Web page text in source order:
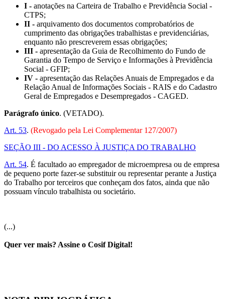
I - anotações na Carteira de Trabalho e Previdência Social -
CTPS;
II - arquivamento dos documentos comprobatórios de
cumprimento das obrigações trabalhistas e previdenciárias,
enquanto não prescreverem essas obrigações;
III - apresentação da Guia de Recolhimento do Fundo de
Garantia do Tempo de Serviço e Informações à Previdência
Social - GFIP;
IV - apresentação das Relações Anuais de Empregados e da
Relação Anual de Informações Sociais - RAIS e do Cadastro
Geral de Empregados e Desempregados - CAGED.
Parágrafo único. (VETADO).
Art. 53. (Revogado pela Lei Complementar 127/2007)
SEÇÃO III - DO ACESSO À JUSTIÇA DO TRABALHO
Art. 54. É facultado ao empregador de microempresa ou de empresa
de pequeno porte fazer-se substituir ou representar perante a Justiça
do Trabalho por terceiros que conheçam dos fatos, ainda que não
possuam vínculo trabalhista ou societário.
(...)
Quer ver mais? Assine o Cosif Digital!